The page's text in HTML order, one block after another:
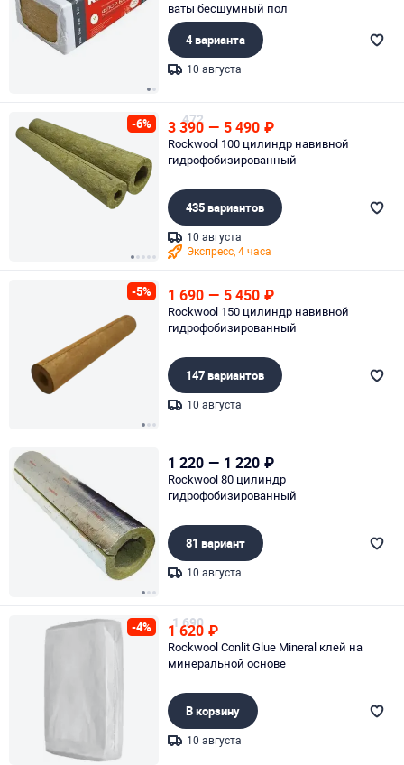
ваты бесшумный пол
4 варианта
10 августа
-6% 472
3 390 — 5 490 ₽
Rockwool 100 цилиндр навивной
гидрофобизированный
435 вариантов
10 августа
Экспресс, 4 часа
-5% 1 690 — 5 450 ₽
Rockwool 150 цилиндр навивной
гидрофобизированный
147 вариантов
10 августа
1 220 — 1 220 ₽
Rockwool 80 цилиндр
гидрофобизированный
81 вариант
10 августа
-4% 1 690
1 620 ₽
Rockwool Conlit Glue Mineral клей на
минеральной основе
В корзину
10 августа